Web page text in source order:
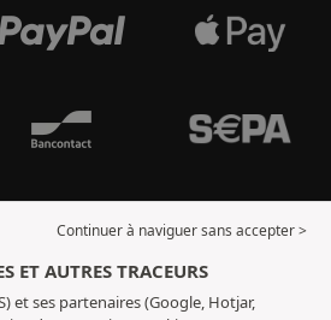
Continuer à naviguer sans accepter >
ET AUTRES TRACEURS
et ses partenaires (Google, Hotjar,